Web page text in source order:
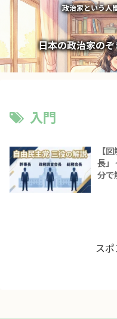
政治家という人
日本の政治家の
入門
【
長」
分で
ス